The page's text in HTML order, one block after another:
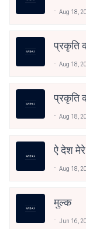
Aug 18,
प्रकृति
Aug 18,
प्रकृति
Aug 18,
ऐ देश मेरे
Aug 18,
मुल्क
Jun 16,